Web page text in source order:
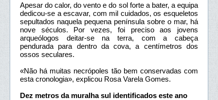
Apesar do calor, do vento e do sol forte a bater, a equipa
dedicou-se a escavar, com mil cuidados, os esqueletos
sepultados naquela pequena península sobre o mar, há
nove séculos. Por vezes, foi preciso aos jovens
arqueólogos deitar-se na terra, com a cabeça
pendurada para dentro da cova, a centímetros dos
ossos seculares.
«Não há muitas necrópoles tão bem conservadas com
esta cronologia», explicou Rosa Varela Gomes.
Dez metros da muralha sul identificados este ano